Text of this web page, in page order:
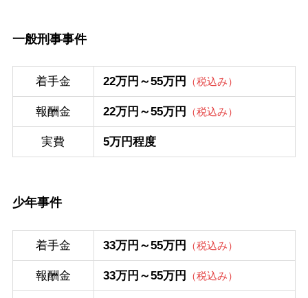
一般刑事事件
着手金 22万円～55万円 （税込み）
報酬金 22万円～55万円 （税込み）
実費 5万円程度
少年事件
着手金 33万円～55万円 （税込み）
報酬金 33万円～55万円 （税込み）